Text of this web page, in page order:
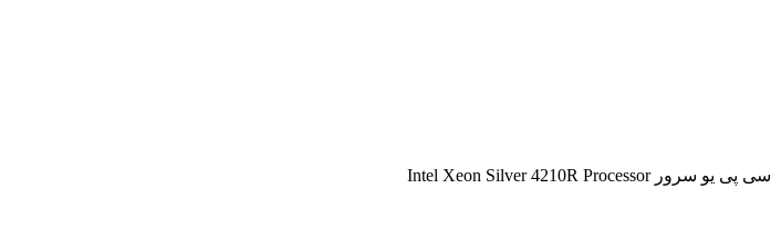
سی پی یو سرور Intel Xeon Silver 4210R Processor